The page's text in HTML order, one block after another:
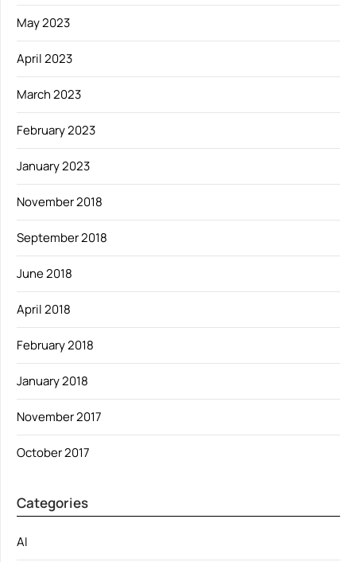
May 2023
April 2023
March 2023
February 2023
January 2023
November 2018
September 2018
June 2018
April 2018
February 2018
January 2018
November 2017
October 2017
Categories
AI